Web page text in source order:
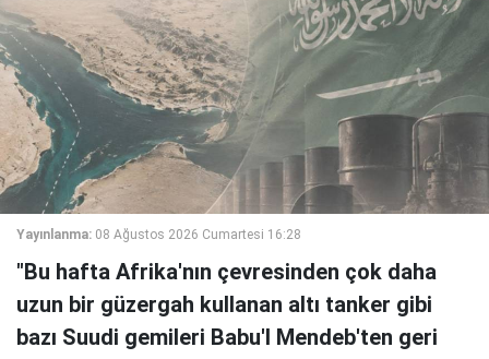
Yayınlanma: 08 Ağustos 2026 Cumartesi 16:28
"Bu hafta Afrika'nın çevresinden çok daha
uzun bir güzergah kullanan altı tanker gibi
bazı Suudi gemileri Babu'l Mendeb'ten geri